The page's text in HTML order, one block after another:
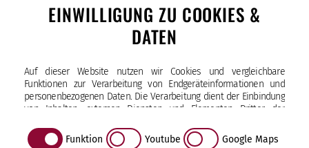
EINWILLIGUNG ZU COOKIES &
DATEN
Auf dieser Website nutzen wir Cookies und vergleichbare
Funktionen zur Verarbeitung von Endgeräteinformationen und
personenbezogenen Daten. Die Verarbeitung dient der Einbindung
von Inhalten, externen Diensten und Elementen Dritter, der
der Einbindung sozialer Medien. Je nach Funktion werden dabei
Funktion Youtube Google Maps
Sankt-Ansgar-Schule
Bürgerweide 33 | 20535 Hamburg
Tel (040) 25 17 34-10
Fax (040) 25 17 34-29
Öffnungszeiten